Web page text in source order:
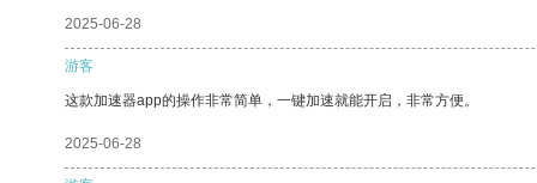
2025-06-28
游客
这款加速器app的操作非常简单，一键加速就能开启，非常方便。
2025-06-28